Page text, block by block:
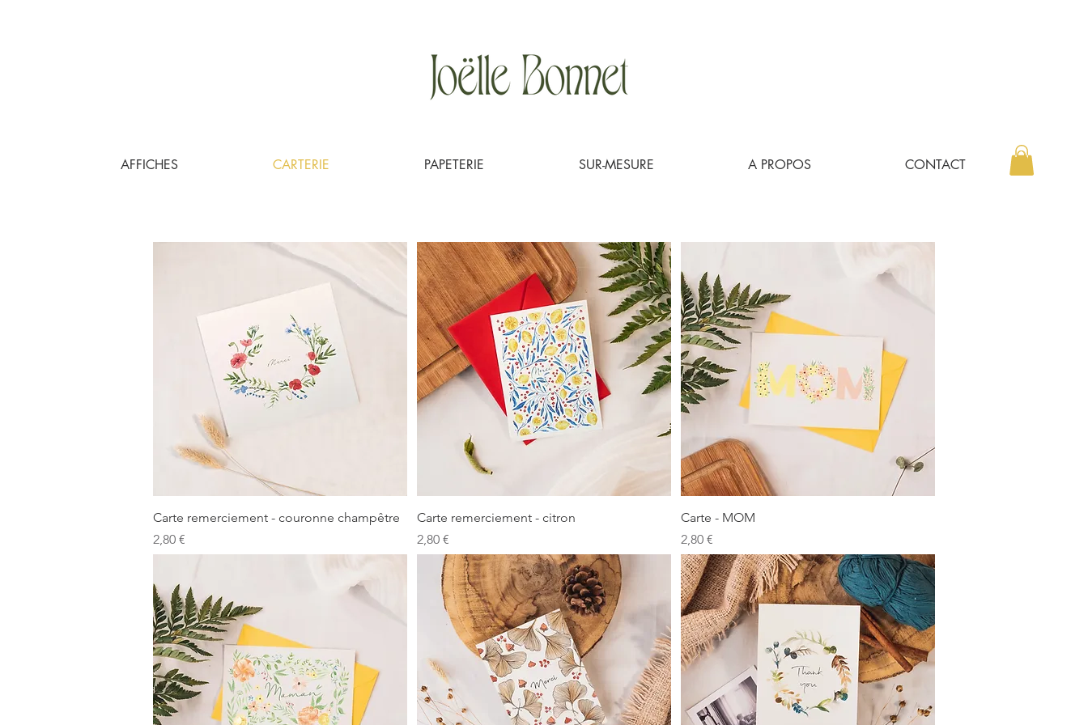
AFFICHES CARTERIE PAPETERIE SUR-MESURE A PROPOS CONTACT
Aperçu rapide
Carte remerciement - couronne champêtre
Prix
2,80 €
Aperçu rapide
Carte remerciement - citron
Prix
2,80 €
Carte - MOM
Prix
2,80 €